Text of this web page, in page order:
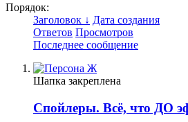
Порядок:
Заголовок ↓ Дата создания
Ответов Просмотров
Последнее сообщение
Шапка закреплена
Спойлеры. Всё, что ДО